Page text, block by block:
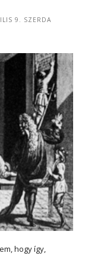
9. SZERDA
hogy így,